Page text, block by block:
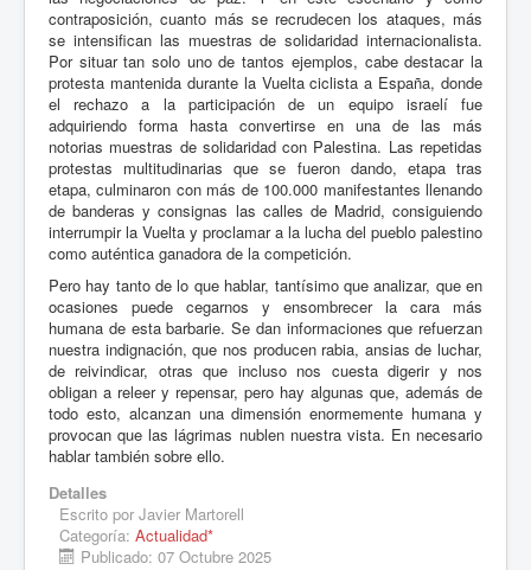
contraposición, cuanto más se recrudecen los ataques, más
se intensifican las muestras de solidaridad internacionalista.
Por situar tan solo uno de tantos ejemplos, cabe destacar la
protesta mantenida durante la Vuelta ciclista a España, donde
el rechazo a la participación de un equipo israelí fue
adquiriendo forma hasta convertirse en una de las más
notorias muestras de solidaridad con Palestina. Las repetidas
protestas multitudinarias que se fueron dando, etapa tras
etapa, culminaron con más de 100.000 manifestantes llenando
de banderas y consignas las calles de Madrid, consiguiendo
interrumpir la Vuelta y proclamar a la lucha del pueblo palestino
como auténtica ganadora de la competición.
Pero hay tanto de lo que hablar, tantísimo que analizar, que en
ocasiones puede cegarnos y ensombrecer la cara más
humana de esta barbarie. Se dan informaciones que refuerzan
nuestra indignación, que nos producen rabia, ansias de luchar,
de reivindicar, otras que incluso nos cuesta digerir y nos
obligan a releer y repensar, pero hay algunas que, además de
todo esto, alcanzan una dimensión enormemente humana y
provocan que las lágrimas nublen nuestra vista. En necesario
hablar también sobre ello.
Detalles
Escrito por Javier Martorell
Categoría: Actualidad*
Publicado: 07 Octubre 2025